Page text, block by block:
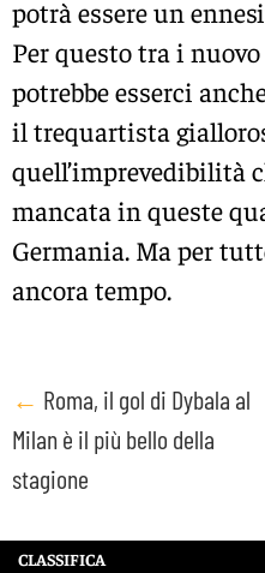
potrà essere un
Per questo tra i
potrebbe esserci
il trequartista
quell’imprevedibilità
mancata in queste
Germania. Ma per
ancora tempo.
Post
navigation
← Roma, il gol di Dybala al
Milan è il più bello della
stagione
CLASSIFICA